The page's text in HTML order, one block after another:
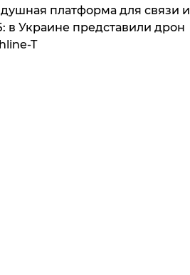
платформа для связи и
в Украине представили дрон
T